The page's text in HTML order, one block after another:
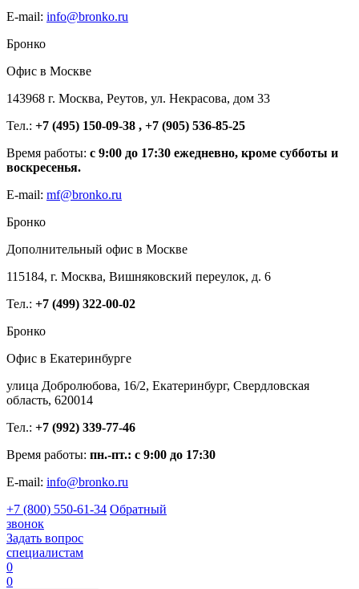
E-mail: info@bronko.ru
Бронко
Офис в Москве
143968 г. Москва, Реутов, ул. Некрасова, дом 33
Тел.: +7 (495) 150-09-38 , +7 (905) 536-85-25
Время работы: с 9:00 до 17:30 ежедневно, кроме субботы и
воскресенья.
E-mail: mf@bronko.ru
Бронко
Дополнительный офис в Москве
115184, г. Москва, Вишняковский переулок, д. 6
Тел.: +7 (499) 322-00-02
Бронко
Офис в Екатеринбурге
улица Добролюбова, 16/2, Екатеринбург, Свердловская
область, 620014
Тел.: +7 (992) 339-77-46
Время работы: пн.-пт.: с 9:00 до 17:30
E-mail: info@bronko.ru
+7 (800) 550-61-34 Обратный
звонок
Задать вопрос
специалистам
0
0